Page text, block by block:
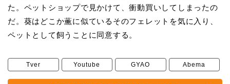
た。ペットショップで見かけて、衝動買いしてしまったの
だ。葵はどこか薫に似ているそのフェレットを気に入り、
ペットとして飼うことに同意する。
Tver Youtube GYAO Abema